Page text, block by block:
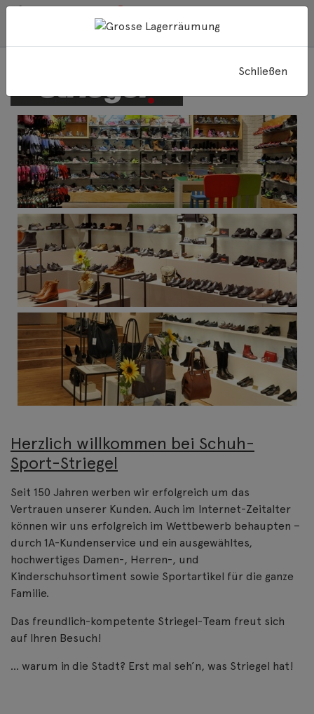
Schuh-Sport-Striegel GmbH, 70469 Stuttgart
Schließen
Herzlich willkommen bei Schuh-
Sport-Striegel
Seit 150 Jahren werben wir erfolgreich um das
Vertrauen unserer Kunden. Auch im Internet-Zeitalter
können wir uns erfolgreich im Wettbewerb behaupten –
durch 1A-Kundenservice und ein ausgewähltes,
hochwertiges Damen-, Herren-, und
Kinderschuhsortiment sowie Sportartikel für die ganze
Familie.
Das freundlich-kompetente Striegel-Team freut sich
auf Ihren Besuch!
… warum in die Stadt? Erst mal seh’n, was Striegel hat!